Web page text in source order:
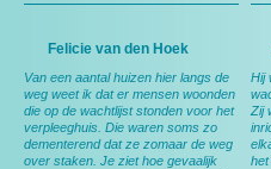
Felicie van den Hoek
Van een aantal huizen hier langs de
weg weet ik dat er mensen woonden
die op de wachtlijst stonden voor het
verpleeghuis. Die waren soms zo
dementerend dat ze zomaar de weg
over staken. Je ziet hoe gevaalijk
Hij
Zij